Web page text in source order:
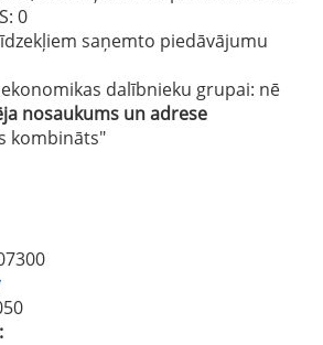
: 0
saņemto piedāvājumu
dalībnieku grupai: nē
nosaukums un adrese
kombināts"